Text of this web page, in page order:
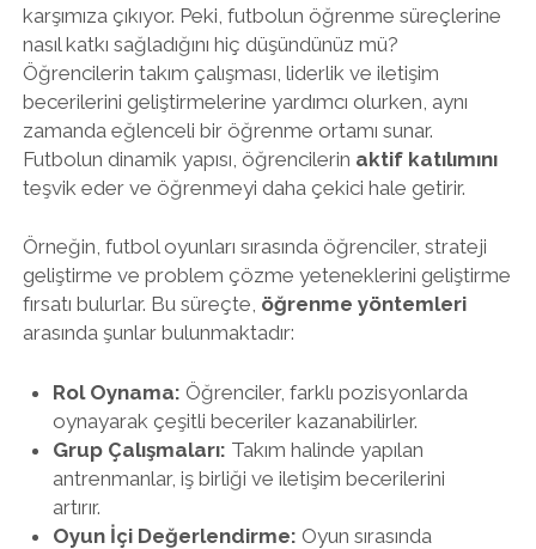
karşımıza çıkıyor. Peki, futbolun öğrenme süreçlerine
nasıl katkı sağladığını hiç düşündünüz mü?
Öğrencilerin takım çalışması, liderlik ve iletişim
becerilerini geliştirmelerine yardımcı olurken, aynı
zamanda eğlenceli bir öğrenme ortamı sunar.
Futbolun dinamik yapısı, öğrencilerin aktif katılımını
teşvik eder ve öğrenmeyi daha çekici hale getirir.
Örneğin, futbol oyunları sırasında öğrenciler, strateji
geliştirme ve problem çözme yeteneklerini geliştirme
fırsatı bulurlar. Bu süreçte, öğrenme yöntemleri
arasında şunlar bulunmaktadır:
Rol Oynama: Öğrenciler, farklı pozisyonlarda
oynayarak çeşitli beceriler kazanabilirler.
Grup Çalışmaları: Takım halinde yapılan
antrenmanlar, iş birliği ve iletişim becerilerini
artırır.
Oyun İçi Değerlendirme: Oyun sırasında